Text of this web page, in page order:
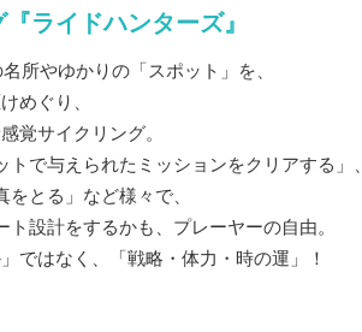
ライドハンターズ』
所やゆかりの「スポット」を、
めぐり、
覚サイクリング。
で与えられたミッションをクリアする」、
をとる」など様々で、
設計をするかも、プレーヤーの自由。
ではなく、「戦略・体力・時の運」！